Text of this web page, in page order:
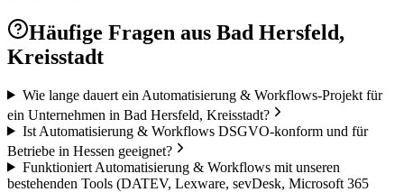
Häufige Fragen aus Bad Hersfeld,
Kreisstadt
Wie lange dauert ein Automatisierung & Workflows-Projekt für
ein Unternehmen in Bad Hersfeld, Kreisstadt?
Ist Automatisierung & Workflows DSGVO-konform und für
Betriebe in Hessen geeignet?
Funktioniert Automatisierung & Workflows mit unseren
bestehenden Tools (DATEV, Lexware, sevDesk, Microsoft 365